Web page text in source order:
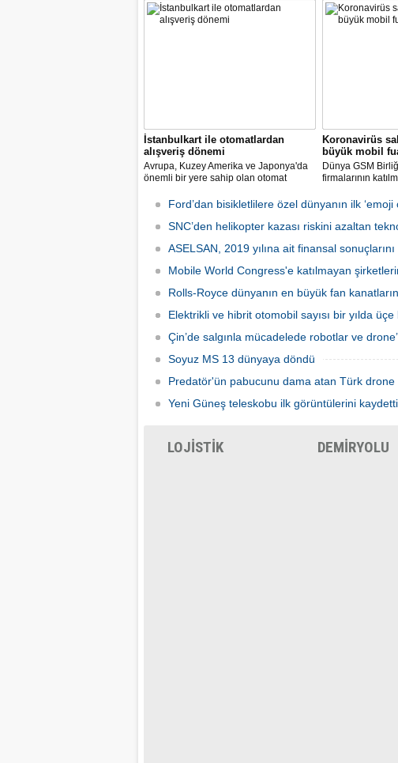
Home Challenge” organizasyonunda
yarışacak.
Biyomedikal
ASELSAN ve
İstanbulkart ile otomatlardan
alışveriş dönemi
Avrupa, Kuzey Amerika ve Japonya'da
önemli bir yere sahip olan otomat
Uluslararası Fuarcılık tarafından
Servis Sistemler Fuarı VENDEX
Koronavirüs
büyük mobil
Dünya GSM
firmalarının
yapılmayacağını
Ford’dan bisikletlilere özel dünyanın ilk ‘emoji
SNC’den helikopter kazası riskini azaltan
ASELSAN, 2019 yılına ait finansal sonuçlarını
Mobile World Congress'e katılmayan
Rolls-Royce dünyanın en büyük fan
Elektrikli ve hibrit otomobil sayısı bir yılda üçe
Çin’de salgınla mücadelede robotlar ve
Soyuz MS 13 dünyaya döndü
Predatör'ün pabucunu dama atan Türk drone
Yeni Güneş teleskobu ilk görüntülerini kaydetti
LOJİSTİK DEMİRYOLU